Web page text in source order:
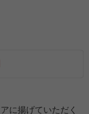
に揚げていただく